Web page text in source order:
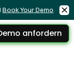
Book Your Demo
anfordern